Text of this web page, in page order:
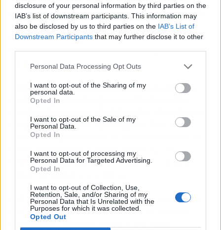
disclosure of your personal information by third parties on the
IAB’s list of downstream participants. This information may
also be disclosed by us to third parties on the IAB’s List of
Downstream Participants that may further disclose it to other
Personal Data Processing Opt Outs
I want to opt-out of the Sharing of my
personal data.
Opted In
I want to opt-out of the Sale of my
Personal Data.
Opted In
I want to opt-out of processing my
Personal Data for Targeted Advertising.
Opted In
I want to opt-out of Collection, Use,
Retention, Sale, and/or Sharing of my
Personal Data that Is Unrelated with the
Purposes for which it was collected.
Opted Out
mucho mayor de lo que se preveía en el pasado,
y que las zonas perturbadas o fragmentadas
casi no tienen capacidad de recuperación ante
el calentamiento del clima y las sequías",
apunta Saatchi.
"Además, los resultados de nuestro estudio
sugieren que los bosques tropicales están
el agua como antes --prosigue--.
Esto está
ocurriendo gradualmente a escala continental y
más rápidamente a escala regional, con
importantes implicaciones para el sumidero
global de carbono y el clima".
El TFVI fue elaborado por muchos científicos y
conservacionistas reunidos por la National
Geographic Society y Rolex y, por tanto,